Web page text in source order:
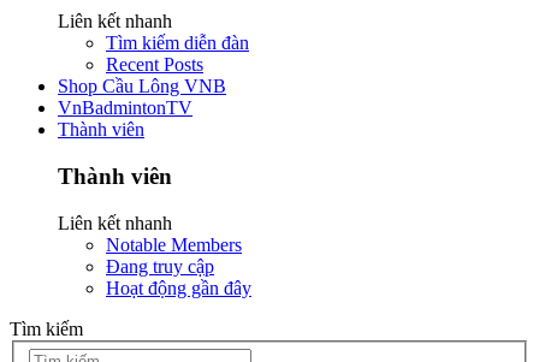
Liên kết nhanh
Tìm kiếm diễn đàn
Recent Posts
Shop Cầu Lông VNB
VnBadmintonTV
Thành viên
Thành viên
Liên kết nhanh
Notable Members
Đang truy cập
Hoạt động gần đây
Tìm kiếm